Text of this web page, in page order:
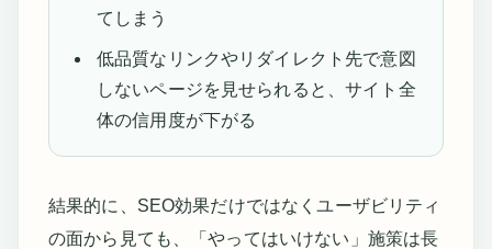
てしまう
低品質なリンクやリダイレクト先で意図
しないページを見せられると、サイト全
体の信用度が下がる
結果的に、SEO効果だけではなくユーザビリティ
の面から見ても、「やってはいけない」施策は長